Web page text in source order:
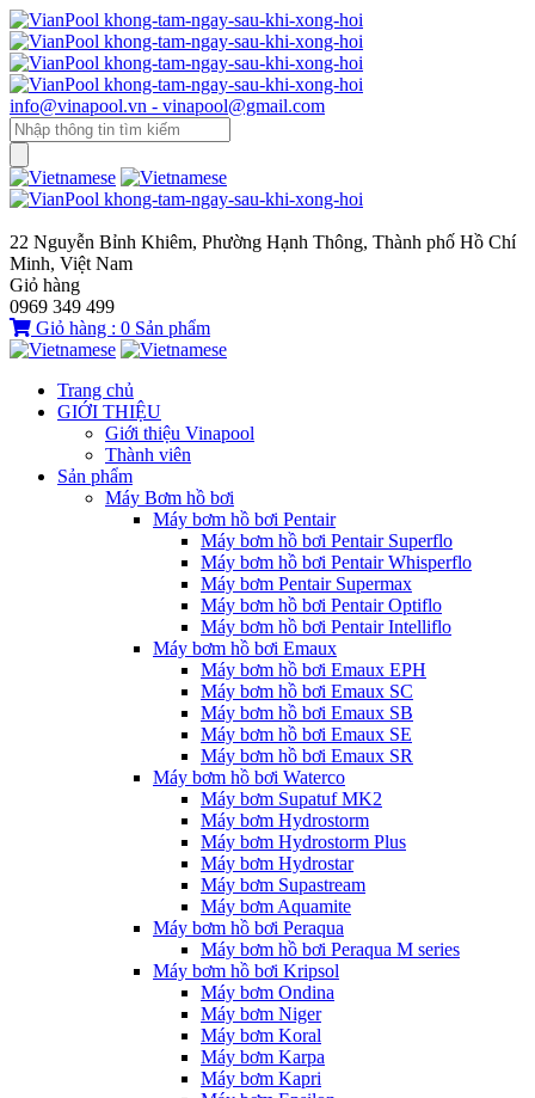
info@vinapool.vn - vinapool@gmail.com
22 Nguyễn Bỉnh Khiêm, Phường Hạnh Thông, Thành phố Hồ Chí
Minh, Việt Nam
Giỏ hàng
0969 349 499
Giỏ hàng : 0 Sản phẩm
Trang chủ
GIỚI THIỆU
Giới thiệu Vinapool
Thành viên
Sản phẩm
Máy Bơm hồ bơi
Máy bơm hồ bơi Pentair
Máy bơm hồ bơi Pentair Superflo
Máy bơm hồ bơi Pentair Whisperflo
Máy bơm Pentair Supermax
Máy bơm hồ bơi Pentair Optiflo
Máy bơm hồ bơi Pentair Intelliflo
Máy bơm hồ bơi Emaux
Máy bơm hồ bơi Emaux EPH
Máy bơm hồ bơi Emaux SC
Máy bơm hồ bơi Emaux SB
Máy bơm hồ bơi Emaux SE
Máy bơm hồ bơi Emaux SR
Máy bơm hồ bơi Waterco
Máy bơm Supatuf MK2
Máy bơm Hydrostorm
Máy bơm Hydrostorm Plus
Máy bơm Hydrostar
Máy bơm Supastream
Máy bơm Aquamite
Máy bơm hồ bơi Peraqua
Máy bơm hồ bơi Peraqua M series
Máy bơm hồ bơi Kripsol
Máy bơm Ondina
Máy bơm Niger
Máy bơm Koral
Máy bơm Karpa
Máy bơm Kapri